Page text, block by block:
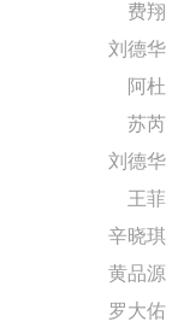
费翔
刘德华
阿杜
苏芮
刘德华
王菲
辛晓琪
黄品源
罗大佑